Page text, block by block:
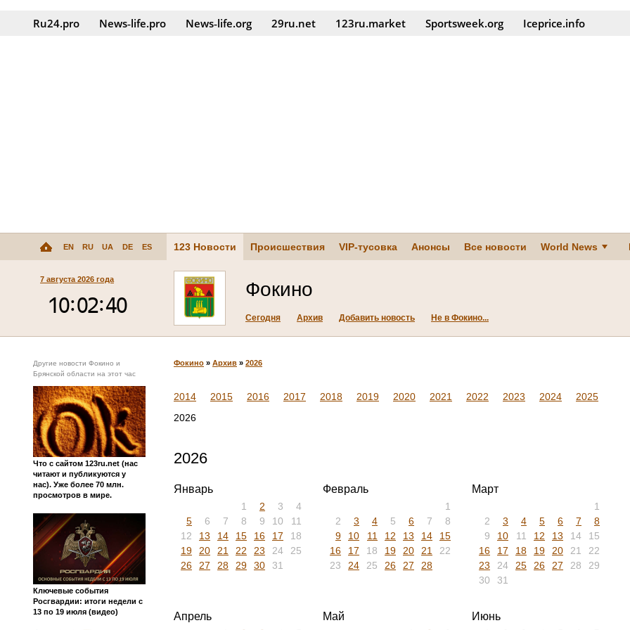
Ru24.pro News‑life.pro News‑life.org 29ru.net 123ru.market Sportsweek.org Iceprice.info
EN RU UA DE ES 123 Новости Происшествия VIP-тусовка Анонсы Все новости World News
7 августа 2026 года Фокино
Сегодня Архив Добавить новость Не в Фокино...
Другие новости Фокино и
Брянской области на этот час
Что с сайтом 123ru.net (нас
читают и публикуются у
нас). Уже более 70 млн.
просмотров в мире.
Ключевые события
Росгвардии: итоги недели с
13 по 19 июля (видео)
Фокино » Архив » 2026
2014 2015 2016 2017 2018 2019 2020 2021 2022 2023 2024
2025
2026
2026
Январь
1 2 3
4
5
6 7 8 9 10
11
12
13 14 15 16 17
18
19
20 21 22 23 24
25
26
27 28 29 30 31
Февраль
1
2
3 4 5 6 7
8
9
10 11 12 13 14
15
16
17 18 19 20 21
22
23
24 25 26 27 28
Март
1
2
3 4 5 6 7
8
9
10 11 12 13 14
15
16
17 18 19 20 21
22
23
24 25 26 27 28
29
30
31
Апрель Май Июнь